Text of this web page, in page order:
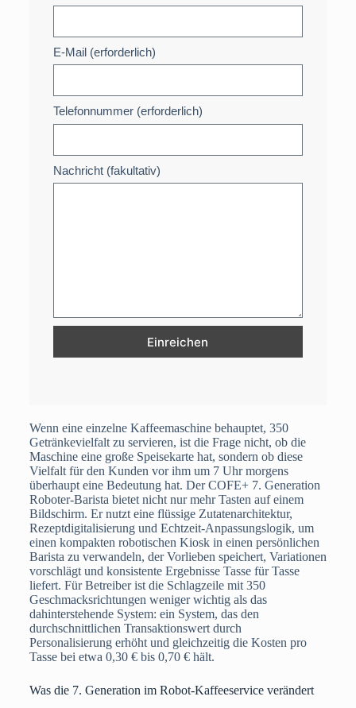
E-Mail (erforderlich)
Telefonnummer (erforderlich)
Nachricht (fakultativ)
Einreichen
Wenn eine einzelne Kaffeemaschine behauptet, 350
Getränkevielfalt zu servieren, ist die Frage nicht, ob die
Maschine eine große Speisekarte hat, sondern ob diese
Vielfalt für den Kunden vor ihm um 7 Uhr morgens
überhaupt eine Bedeutung hat. Der COFE+ 7. Generation
Roboter-Barista bietet nicht nur mehr Tasten auf einem
Bildschirm. Er nutzt eine flüssige Zutatenarchitektur,
Rezeptdigitalisierung und Echtzeit-Anpassungslogik, um
einen kompakten robotischen Kiosk in einen persönlichen
Barista zu verwandeln, der Vorlieben speichert, Variationen
vorschlägt und konsistente Ergebnisse Tasse für Tasse
liefert. Für Betreiber ist die Schlagzeile mit 350
Geschmacksrichtungen weniger wichtig als das
dahinterstehende System: ein System, das den
durchschnittlichen Transaktionswert durch
Personalisierung erhöht und gleichzeitig die Kosten pro
Tasse bei etwa 0,30 € bis 0,70 € hält.
Was die 7. Generation im Robot-Kaffeeservice verändert